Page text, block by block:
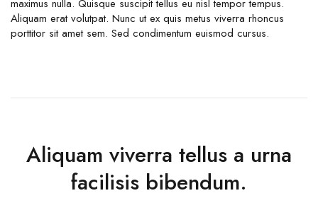
maximus nulla. Quisque suscipit tellus eu nisl tempor tempus.
Aliquam erat volutpat. Nunc ut ex quis metus viverra rhoncus
porttitor sit amet sem. Sed condimentum euismod cursus.
Aliquam viverra tellus a urna
facilisis bibendum.